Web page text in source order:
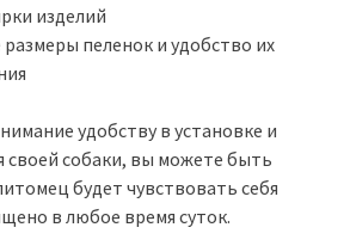
изделий
пеленок и удобство их
удобству в установке и
своей собаки, вы можете быть
будет чувствовать себя
в любое время суток.